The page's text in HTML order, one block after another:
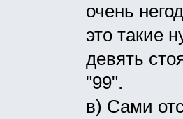
очень
это такие
девять
"99".
в) Сами